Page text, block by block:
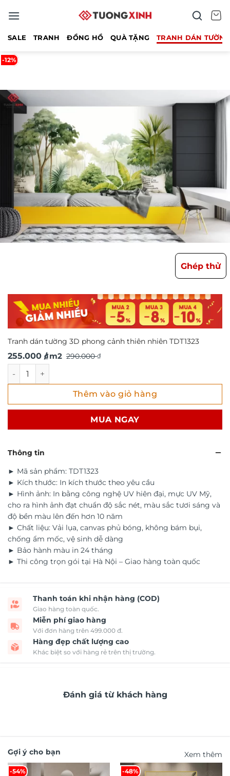
qua
SALE TRANH ĐỒNG HỒ QUÀ TẶNG TRANH DÁN
-12%
Ghép thử
Tranh dán tường 3D phong cảnh thiên nhiên TDT1323
290.000₫
Giá
là:
290.000 ₫.
255.000 ₫
Giá
tại
là:
/ m2
Tranh dán tường 3D phong cảnh thiên nhiên TDT1323 số
Thêm vào giỏ hàng
MUA NGAY
Thông tin
► Mã sản phẩm: TDT1323
► Kích thước: In kích thước theo yêu cầu
► Hình ảnh: In bằng công nghệ UV hiên đại, mực UV Mỹ,
cho ra hình ảnh đạt chuẩn độ sắc nét, màu sắc tươi sáng và
độ bền màu lên đến hơn 10 năm
► Chất liệu: Vải lụa, canvas phủ bóng, không bám bụi,
chống ẩm mốc, vệ sinh dễ dàng
► Bảo hành màu in 24 tháng
► Thi công trọn gói tại Hà Nội – Giao hàng toàn quốc
Thanh toán khi nhận hàng (COD)
Giao hàng toàn quốc.
Miễn phí giao hàng
Với đơn hàng trên 499.000 đ.
Hàng đẹp chất lượng cao
Khác biệt so với hàng rẻ trên thị trường.
Đánh giá từ khách hàng
Gợi ý cho bạn Xem thêm
-54% -48%